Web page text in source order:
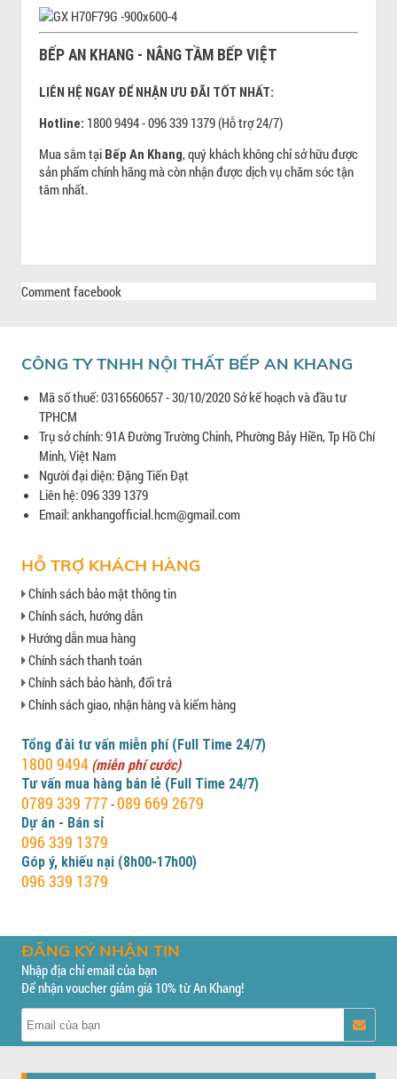
BẾP AN KHANG - NÂNG TẦM BẾP VIỆT
LIÊN HỆ NGAY ĐỂ NHẬN ƯU ĐÃI TỐT NHẤT:
Hotline: 1800 9494 - 096 339 1379 (Hỗ trợ 24/7)
Mua sắm tại Bếp An Khang, quý khách không chỉ sở hữu được
sản phẩm chính hãng mà còn nhận được dịch vụ chăm sóc tận
tâm nhất.
Comment facebook
CÔNG TY TNHH NỘI THẤT BẾP AN KHANG
Mã số thuế: 0316560657 - 30/10/2020 Sở kế hoạch và đầu tư
TPHCM
Trụ sở chính: 91A Đường Trường Chinh, Phường Bảy Hiền, Tp Hồ Chí
Minh, Việt Nam
Người đại diện: Đặng Tiến Đạt
Liên hệ: 096 339 1379
Email: ankhangofficial.hcm@gmail.com
HỖ TRỢ KHÁCH HÀNG
Chính sách bảo mật thông tin
Chính sách, hướng dẫn
Hướng dẫn mua hàng
Chính sách thanh toán
Chính sách bảo hành, đổi trả
Chính sách giao, nhận hàng và kiểm hàng
Tổng đài tư vấn miễn phí (Full Time 24/7)
1800 9494 (miễn phí cước)
Tư vấn mua hàng bán lẻ (Full Time 24/7)
0789 339 777 -089 669 2679
Dự án - Bán sỉ
096 339 1379
Góp ý, khiếu nại (8h00-17h00)
096 339 1379
ĐĂNG KÝ NHẬN TIN
Nhập địa chỉ email của bạn
Để nhận voucher giảm giá 10% từ An Khang!